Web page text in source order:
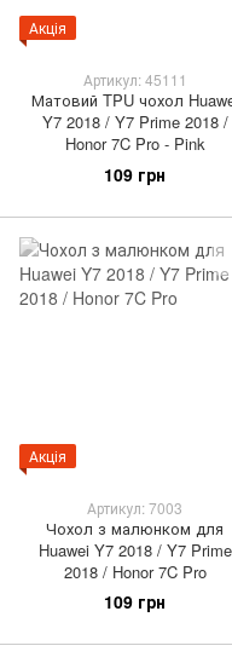
Акція
Артикул: 45111
Матовий TPU чохол
Y7 2018 / Y7 Prime 2018 /
Honor 7C Pro - Pink
109 грн
Акція
Артикул: 7003
Чохол з малюнком для
Huawei Y7 2018 / Y7 Prime
2018 / Honor 7C Pro
109 грн